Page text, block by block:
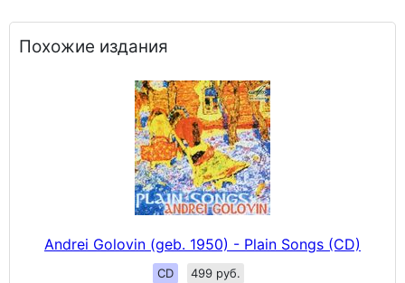
Похожие издания
Andrei Golovin (geb. 1950) - Plain Songs (CD)
CD 499 руб.